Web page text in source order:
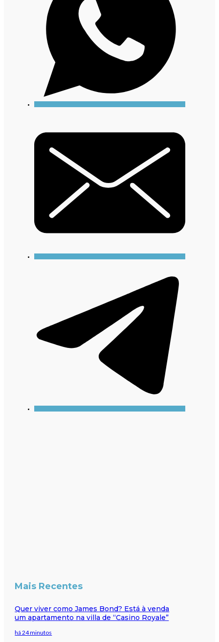
Mais Recentes
Quer viver como James Bond? Está à venda
um apartamento na villa de “Casino Royale”
há 24 minutos